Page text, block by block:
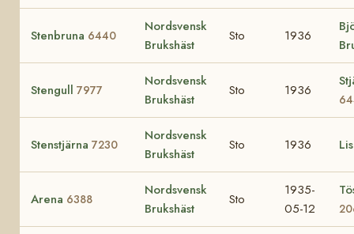
Stenbruna 6440
Nordsvensk
Brukshäst
Sto 1936
Stengull 7977
Nordsvensk
Brukshäst
Sto 1936
Stenstjärna 7230
Nordsvensk
Brukshäst
Sto 1936
Arena 6388
Nordsvensk
Brukshäst
Sto
1935-
05-12